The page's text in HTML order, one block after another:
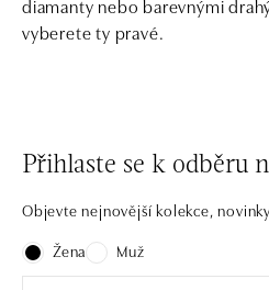
diamanty nebo barevnými
vyberete ty pravé.
Přihlaste se k odběru
Objevte nejnovější kolekce,
Žena
Muž